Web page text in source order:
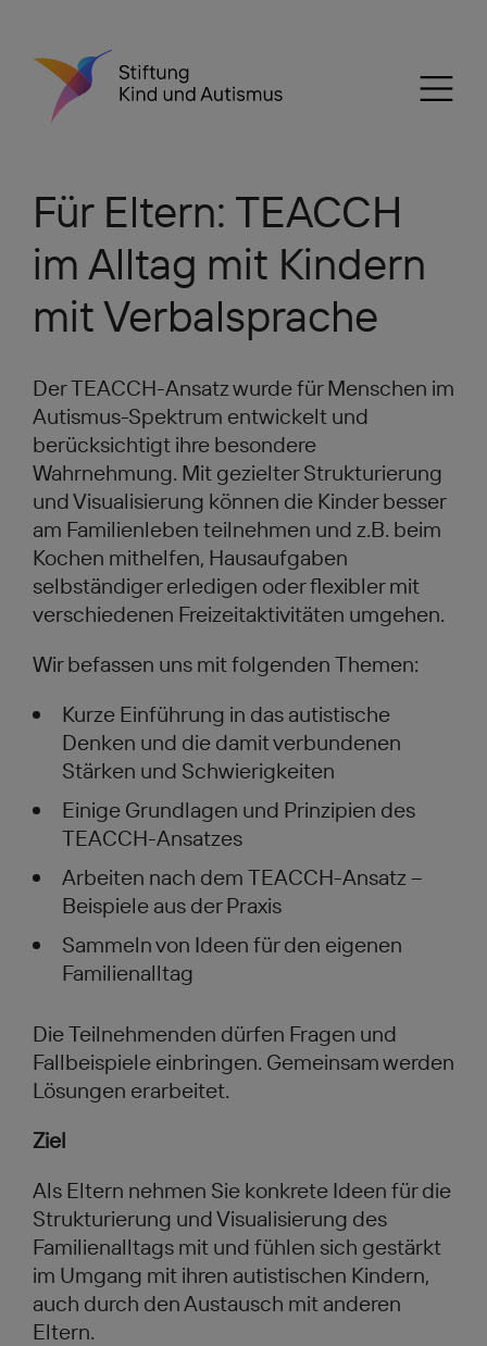
Für Eltern: TEACCH
im Alltag mit Kindern
mit Verbalsprache
Der TEACCH-Ansatz wurde für Menschen im
Autismus-Spektrum entwickelt und
berücksichtigt ihre besondere
Wahrnehmung. Mit gezielter Strukturierung
und Visualisierung können die Kinder besser
am Familienleben teilnehmen und z.B. beim
Kochen mithelfen, Hausaufgaben
selbständiger erledigen oder flexibler mit
verschiedenen Freizeitaktivitäten umgehen.
Wir befassen uns mit folgenden Themen:
Kurze Einführung in das autistische
Denken und die damit verbundenen
Stärken und Schwierigkeiten
Einige Grundlagen und Prinzipien des
TEACCH-Ansatzes
Arbeiten nach dem TEACCH-Ansatz –
Beispiele aus der Praxis
Sammeln von Ideen für den eigenen
Familienalltag
Die Teilnehmenden dürfen Fragen und
Fallbeispiele einbringen. Gemeinsam werden
Lösungen erarbeitet.
Ziel
Als Eltern nehmen Sie konkrete Ideen für die
Strukturierung und Visualisierung des
Familienalltags mit und fühlen sich gestärkt
im Umgang mit ihren autistischen Kindern,
auch durch den Austausch mit anderen
Eltern.